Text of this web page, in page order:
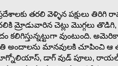
తరలి వెళ్ళిన పక్షులు
మ్రోడువారిన చెట్లు మొగ్గలు తొడిగి,
వుంటుంది.
అందాలను మానవులకి చూపించి ఆ
మాగ్నోలియాస్, డాగ్ వుడ్ పూలు, రాయల్